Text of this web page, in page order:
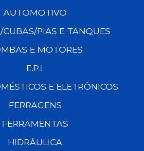
AUTOMOTIVO
CUBAS/PIAS E TANQUES
E MOTORES
E.P.I.
E ELETRÔNICOS
FERRAGENS
FERRAMENTAS
HIDRÁULICA